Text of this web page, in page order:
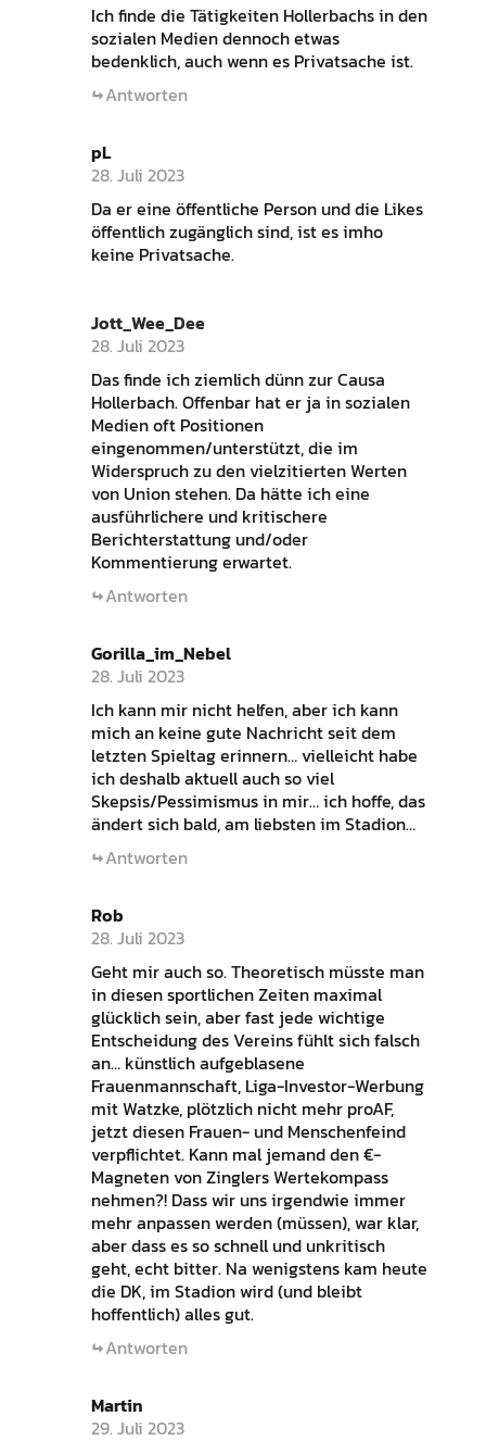
Ich finde die Tätigkeiten Hollerbachs in den
sozialen Medien dennoch etwas
bedenklich, auch wenn es Privatsache ist.
Antworten
pL
28. Juli 2023
Da er eine öffentliche Person und die Likes
öffentlich zugänglich sind, ist es imho
keine Privatsache.
Jott_Wee_Dee
28. Juli 2023
Das finde ich ziemlich dünn zur Causa
Hollerbach. Offenbar hat er ja in sozialen
Medien oft Positionen
eingenommen/unterstützt, die im
Widerspruch zu den vielzitierten Werten
von Union stehen. Da hätte ich eine
ausführlichere und kritischere
Berichterstattung und/oder
Kommentierung erwartet.
Antworten
Gorilla_im_Nebel
28. Juli 2023
Ich kann mir nicht helfen, aber ich kann
mich an keine gute Nachricht seit dem
letzten Spieltag erinnern… vielleicht habe
ich deshalb aktuell auch so viel
Skepsis/Pessimismus in mir… ich hoffe, das
ändert sich bald, am liebsten im Stadion…
Antworten
Rob
28. Juli 2023
Geht mir auch so. Theoretisch müsste man
in diesen sportlichen Zeiten maximal
glücklich sein, aber fast jede wichtige
Entscheidung des Vereins fühlt sich falsch
an… künstlich aufgeblasene
Frauenmannschaft, Liga-Investor-Werbung
mit Watzke, plötzlich nicht mehr proAF,
jetzt diesen Frauen- und Menschenfeind
verpflichtet. Kann mal jemand den €-
Magneten von Zinglers Wertekompass
nehmen?! Dass wir uns irgendwie immer
mehr anpassen werden (müssen), war klar,
aber dass es so schnell und unkritisch
geht, echt bitter. Na wenigstens kam heute
die DK, im Stadion wird (und bleibt
hoffentlich) alles gut.
Antworten
Martin
29. Juli 2023